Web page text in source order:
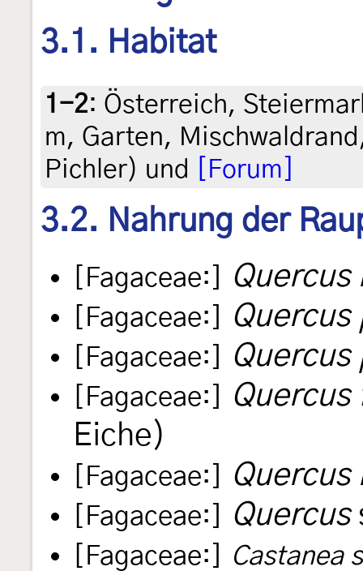
3.1. Habitat
1-2: Österreich,
m, Garten,
Pichler) und
[Forum]
3.2. Nahrung der
[Fagaceae:] Quercus
[Fagaceae:] Quercus
[Fagaceae:] Quercus
[Fagaceae:]
Quercus
Eiche)
[Fagaceae:] Quercus
[Fagaceae:] Quercus
[Fagaceae:] Castanea